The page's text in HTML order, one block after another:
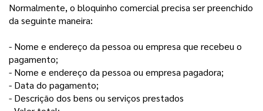
Normalmente, o bloquinho comercial precisa ser preenchido
da seguinte maneira:
- Nome e endereço da pessoa ou empresa que recebeu o
pagamento;
- Nome e endereço da pessoa ou empresa pagadora;
- Data do pagamento;
- Descrição dos bens ou serviços prestados